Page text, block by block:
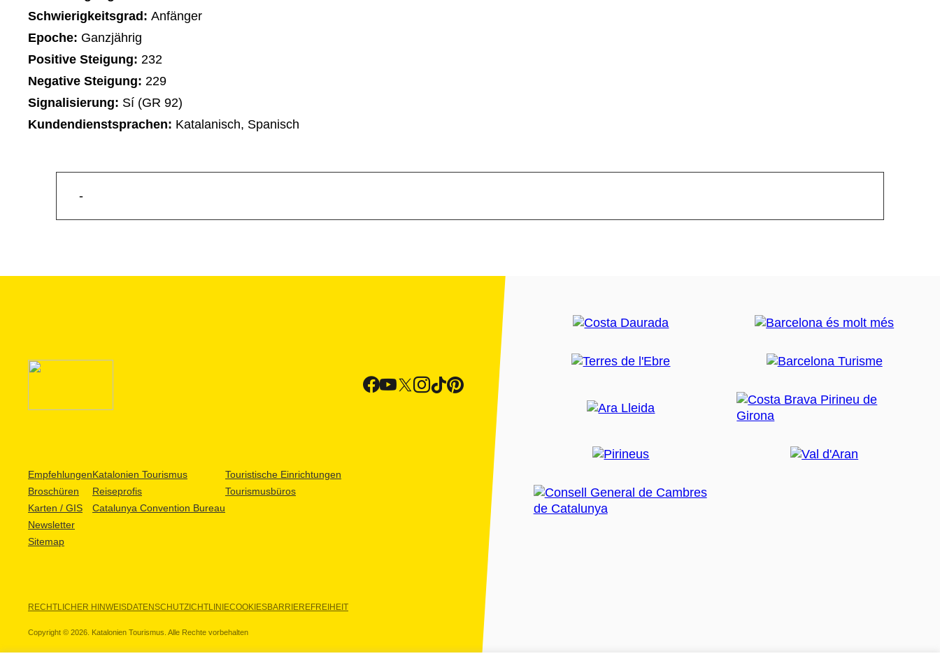
Schwierigkeitsgrad: Anfänger
Epoche: Ganzjährig
Positive Steigung: 232
Negative Steigung: 229
Signalisierung: Sí (GR 92)
Kundendienstsprachen: Katalanisch, Spanisch
-
Empfehlungen
Broschüren
Karten / GIS
Newsletter
Sitemap
Katalonien Tourismus
Reiseprofis
Catalunya Convention Bureau
Touristische Einrichtungen
Tourismusbüros
RECHTLICHER HINWEISDATENSCHUTZICHTLINIECOOKIESBARRIEREFREIHEIT
Copyright © 2026. Katalonien Tourismus. Alle Rechte vorbehalten